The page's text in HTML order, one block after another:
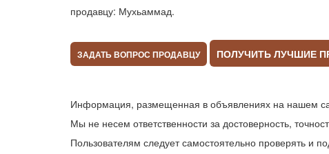
продавцу: Мухьаммад.
ЗАДАТЬ ВОПРОС ПРОДАВЦУ ПОЛУЧИТЬ ЛУЧШИЕ
Информация, размещенная в объявлениях на нашем
Мы не несем ответственности за достоверность,
Пользователям следует самостоятельно проверять и